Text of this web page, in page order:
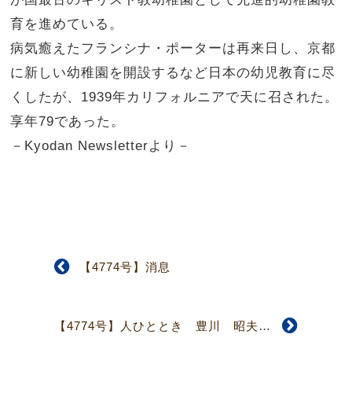
育を進めている。
病気癒えたフランシナ・ポーターは再来日し、京都
に新しい幼稚園を開設するなど日本の幼児教育に尽
くしたが、1939年カリフォルニアで天に召された。
享年79であった。
－Kyodan Newsletterより－
【4774号】消息
【4774号】人ひととき 豊川 昭夫さん 伝道の喜び